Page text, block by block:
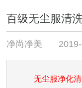
百级无尘服清
净尚净美
无尘服净化